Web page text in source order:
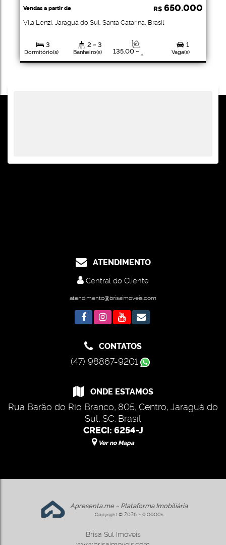
R$ 650.000
Vendas a partir de
Vila Lenzi, Jaraguá do Sul, Santa Catarina, Brasil
3
Dormitório(s)
2 ~ 3
Banheiro(s)
Privativo:
135.00 ~
m²
1
Suíte(s)
1
Vaga(s)
ATENDIMENTO
Central do Cliente
atendimento@brisaimoveis.com
CONTATOS
(47) 98867-9201
ONDE ESTAMOS
Rua Barão do Rio Branco, 805, Centro, Jaraguá do
Sul, SC, Brasil
CRECI: 6254-J
Ver no Mapa
Apresenta.me ~ Plataforma Imobiliária
Copyright © 2026 ~ 0.0000s
Brisa Sul Imóveis